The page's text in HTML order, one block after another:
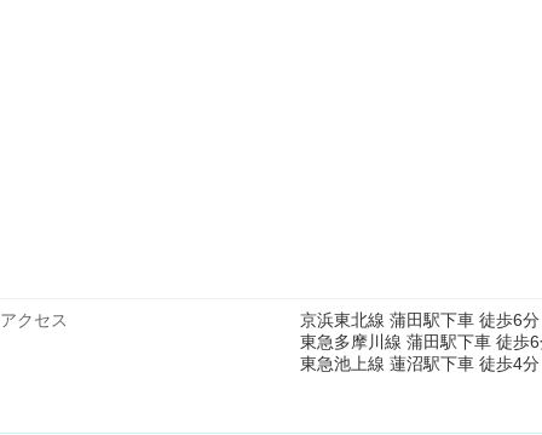
アクセス
京浜東北線 蒲田駅下車 徒歩6分
東急多摩川線 蒲田駅下車 徒歩
東急池上線 蓮沼駅下車 徒歩4分